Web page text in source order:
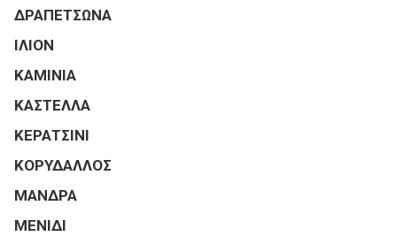
ΔΡΑΠΕΤΣΩΝΑ
ΙΛΙΟΝ
ΚΑΜΙΝΙΑ
ΚΑΣΤΕΛΛΑ
ΚΕΡΑΤΣΙΝΙ
ΚΟΡΥΔΑΛΛΟΣ
ΜΑΝΔΡΑ
ΜΕΝΙΔΙ